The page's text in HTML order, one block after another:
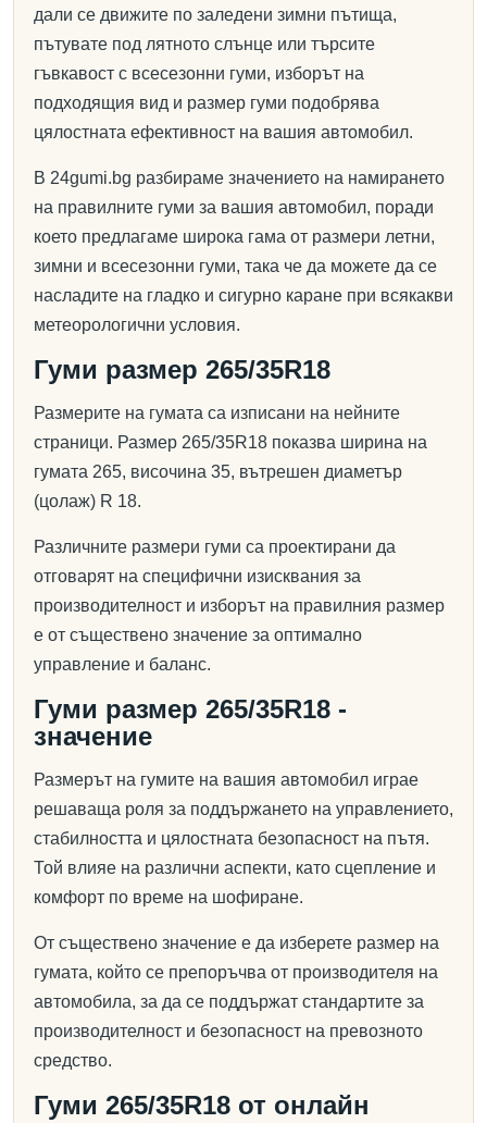
дали се движите по заледени зимни пътища,
пътувате под лятното слънце или търсите
гъвкавост с всесезонни гуми, изборът на
подходящия вид и размер гуми подобрява
цялостната ефективност на вашия автомобил.
В 24gumi.bg разбираме значението на намирането
на правилните гуми за вашия автомобил, поради
което предлагаме широка гама от размери летни,
зимни и всесезонни гуми, така че да можете да се
насладите на гладко и сигурно каране при всякакви
метеорологични условия.
Гуми размер 265/35R18
Размерите на гумата са изписани на нейните
страници. Размер 265/35R18 показва ширина на
гумата 265, височина 35, вътрешен диаметър
(цолаж) R 18.
Различните размери гуми са проектирани да
отговарят на специфични изисквания за
производителност и изборът на правилния размер
е от съществено значение за оптимално
управление и баланс.
Гуми размер 265/35R18 -
значение
Размерът на гумите на вашия автомобил играе
решаваща роля за поддържането на управлението,
стабилността и цялостната безопасност на пътя.
Той влияе на различни аспекти, като сцепление и
комфорт по време на шофиране.
От съществено значение е да изберете размер на
гумата, който се препоръчва от производителя на
автомобила, за да се поддържат стандартите за
производителност и безопасност на превозното
средство.
Гуми 265/35R18 от онлайн